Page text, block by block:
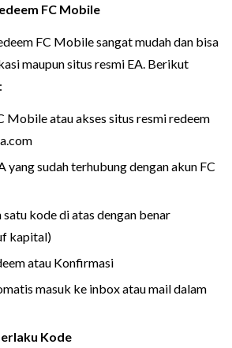
FC Mobile
FC Mobile sangat mudah dan bisa
maupun situs resmi EA. Berikut
Mobile atau akses situs resmi redeem
yang sudah terhubung dengan akun FC
kode di atas dengan benar
kapital)
atau Konfirmasi
masuk ke inbox atau mail dalam
Kode